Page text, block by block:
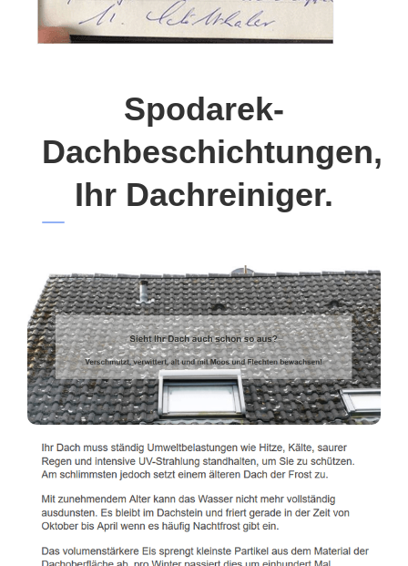
Spodarek-
Dachbeschichtungen,
Ihr Dachreiniger.